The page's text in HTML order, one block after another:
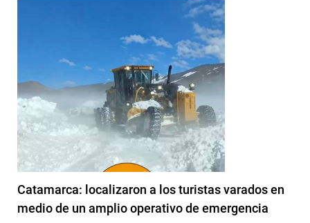
Catamarca: localizaron a los turistas varados en
medio de un amplio operativo de emergencia